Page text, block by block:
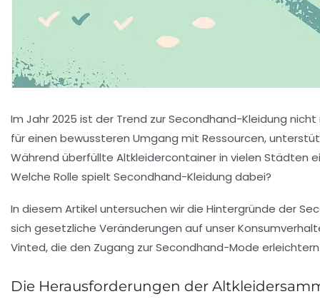
Im Jahr 2025 ist der Trend zur Secondhand-Kleidung
für einen bewussteren Umgang mit Ressourcen,
Während überfüllte Altkleidercontainer in vielen Städten
Welche Rolle spielt Secondhand-Kleidung dabei?
In diesem Artikel untersuchen wir die Hintergründe der
sich gesetzliche Veränderungen auf unser
Vinted, die den Zugang zur Secondhand-Mode
Die Herausforderungen der